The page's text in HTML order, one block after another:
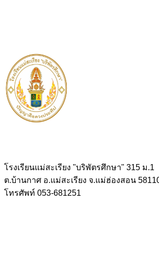
โรงเรียนแม่สะเรียง "บริพัตรศึกษา" 315 ม.1
ต.บ้านกาศ อ.แม่สะเรียง จ.แม่ฮ่องสอน
โทรศัพท์ 053-681251